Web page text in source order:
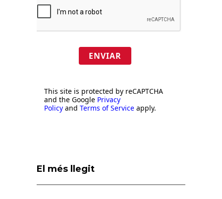
ENVIAR
This site is protected by reCAPTCHA
and the Google Privacy
Policy and Terms of Service apply.
El més llegit